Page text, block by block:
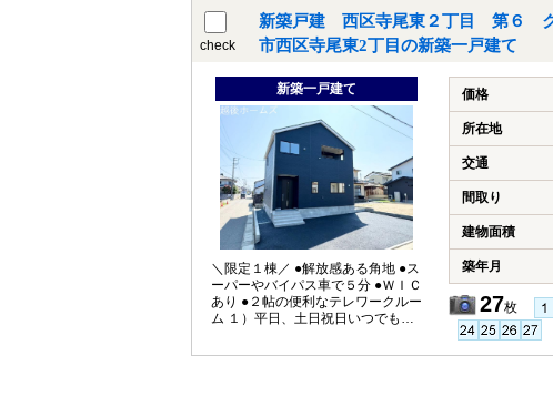
ンに強い」会社です ３）未公開情
報（新規物件、値引き情報など）
も提供します ４）お得なプレゼン
トキャンペーン実施中 ■自動洗浄機
能付きの外壁サイディング ■地震に
強い「耐震等級３」の家！ ■厳しい
第三者機関検査による「住宅性能
評価」W取得 ■「ベタ基礎」「地盤
改良工事」実施 ■安心の建物１０年
保証（最大３５年まで延長可） ■年
中無休のアフターサービスコール
センター設置 ■浴室乾燥機で天候に
左右されずお洗濯が可能 【教育】
坂井輪小学校 徒歩１０分 小新中
学校 徒歩２４分
check
新築戸建 西区寺尾東２丁目 第６ ク
市西区寺尾東2丁目の新築一戸建て
新築一戸建て
＼限定１棟／ ●解放感ある角地 ●ス
ーパーやバイパス車で５分 ●ＷＩＣ
あり ●２帖の便利なテレワークルー
ム １）平日、土日祝日いつでもご
価格
所在地
交通
間取り
建物面積
築年月
27枚